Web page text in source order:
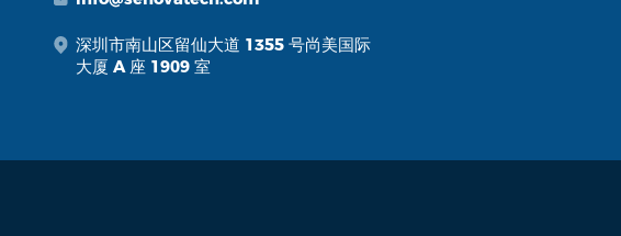
深圳市南山区留仙大道 1355 号尚美国际
大厦 A 座 1909 室